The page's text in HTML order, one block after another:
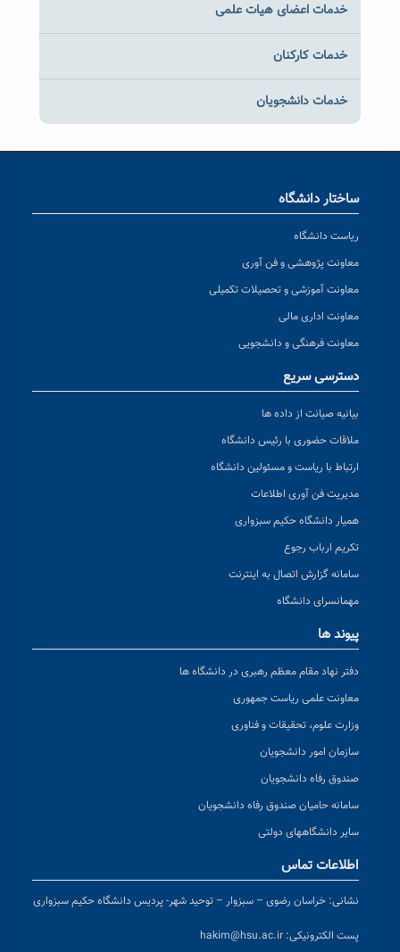
خدمات اعضای هیات علمی
خدمات کارکنان
خدمات دانشجویان
ساختار دانشگاه
ریاست دانشگاه
معاونت پژوهشی و فن آوری
معاونت آموزشی و تحصیلات تکمیلی
معاونت اداری مالی
معاونت فرهنگی و دانشجویی
دسترسی سریع
بیانیه صیانت از داده ها
ملاقات حضوری با رئیس دانشگاه
ارتباط با ریاست و مسئولین دانشگاه
مدیریت فن آوری اطلاعات
همیار دانشگاه حکیم سبزواری
تکریم ارباب رجوع
سامانه گزارش اتصال به اینترنت
مهمانسرای دانشگاه
پیوند ها
دفتر نهاد مقام معظم رهبری در دانشگاه ها
معاونت علمی ریاست جمهوری
وزارت علوم، تحقیقات و فناوری
سازمان امور دانشجویان
صندوق رفاه دانشجویان
سامانه حامیان صندوق رفاه دانشجویان
سایر دانشگاههای دولتی
اطلاعات تماس
نشانی: خراسان رضوی – سبزوار – توحید شهر- پردیس دانشگاه حکیم سبزواری
پست الکترونیکی: hakim@hsu.ac.ir